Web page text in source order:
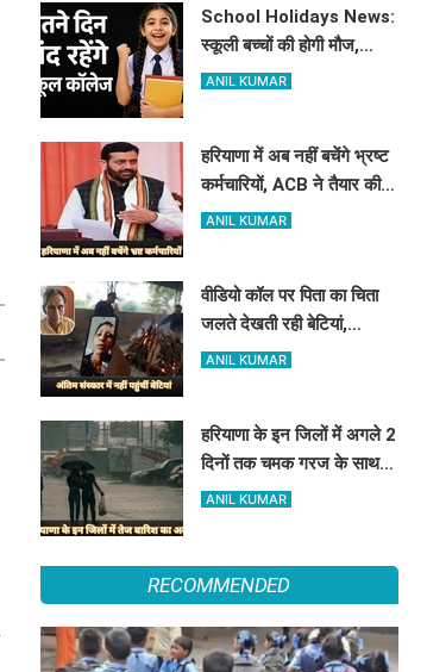
School Holidays News:
स्कूली बच्चों की होगी मौज,
हरियाणा में इतने दिन बंद रहेंगे
ANIL KUMAR
हरियाणा में अब नहीं बचेंगे भ्रष्ट
कर्मचारियों, ACB ने तैयार की
रिपोर्ट, इस विभाग में मिली सबसे
ANIL KUMAR
वीडियो कॉल पर पिता का चिता
जलते देखती रही बेटियां,
₹5100 भेजकर बोलीं- अस्थियां
ANIL KUMAR
हरियाणा के इन जिलों में अगले 2
दिनों तक चमक गरज के साथ
होगी बारिश, पढ़े IMD का
ANIL KUMAR
RECOMMENDED